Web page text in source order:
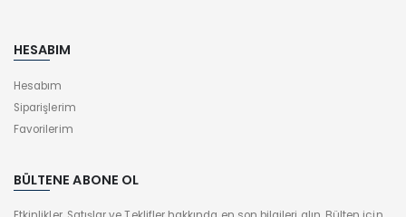
HESABIM
Hesabım
Siparişlerim
Favorilerim
BÜLTENE ABONE OL